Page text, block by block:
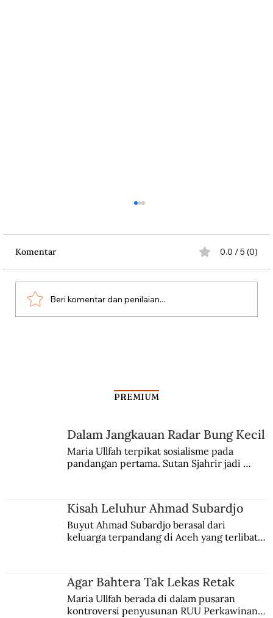
Teknologi Radar di Microwave
Komentar 0.0 / 5 (0)
Beri komentar dan penilaian...
PREMIUM
Dalam Jangkauan Radar Bung Kecil
Maria Ullfah terpikat sosialisme pada
pandangan pertama. Sutan Sjahrir jadi
Kisah Leluhur Ahmad Subardjo
Buyut Ahmad Subardjo berasal dari
keluarga terpandang di Aceh yang terlibat
Agar Bahtera Tak Lekas Retak
Maria Ullfah berada di dalam pusaran
kontroversi penyusunan RUU Perkawinan.